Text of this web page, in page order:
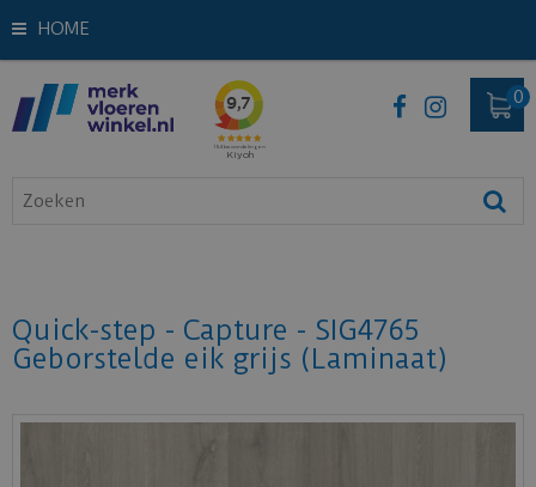
HOME
Quick-step - Capture - SIG4765
Geborstelde eik grijs (Laminaat)